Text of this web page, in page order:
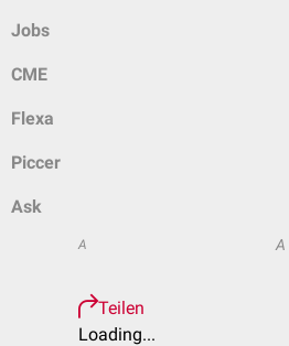
Jobs
CME
Flexa
Piccer
Ask
A A
Teilen
Loading...